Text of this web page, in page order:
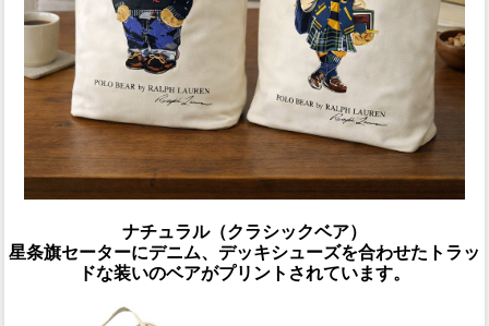
ナチュラル（クラシックベア）
星条旗セーターにデニム、デッキシューズを合わせたトラッ
ドな装いのベアがプリントされています。